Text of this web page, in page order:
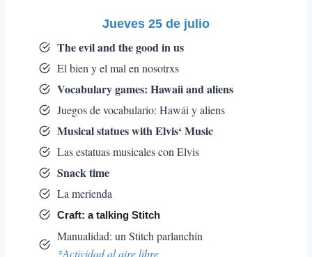
Jueves 25 de julio
The evil and the good in us
El bien y el mal en nosotrxs
Vocabulary games: Hawaii and aliens
Juegos de vocabulario: Hawái y aliens
Musical statues with Elvis‘ Music
Las estatuas musicales con Elvis
Snack time
La merienda
Craft: a talking Stitch
Manualidad: un Stitch parlanchín
*Actividad al aire libre